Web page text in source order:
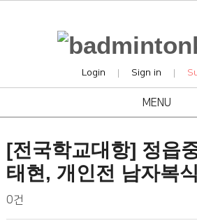
Login | Sign in |
MENU
news
[전국학교대항] 정읍
태현, 개인전 남자복
작
성
배
드
댓
글
0건